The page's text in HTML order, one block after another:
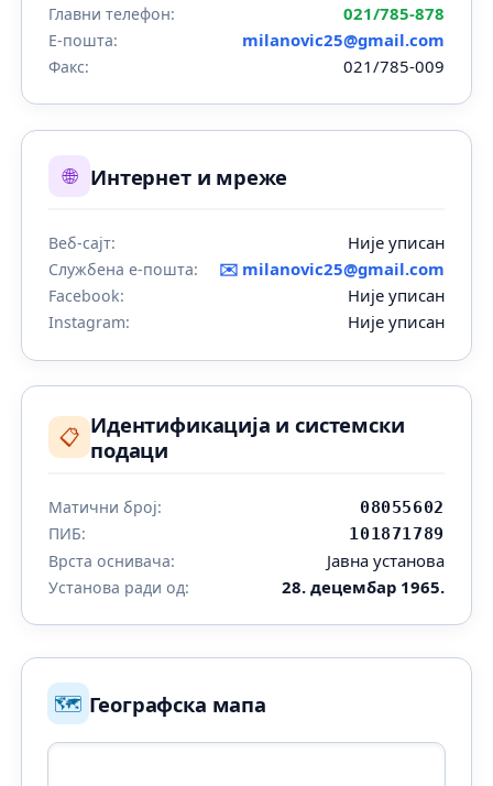
Главни телефон: 021/785-878
Е-пошта: milanovic25@gmail.com
Факс: 021/785-009
🌐 Интернет и мреже
Веб-сајт: Није уписан
Службена е-пошта: ✉️ milanovic25@gmail.com
Facebook: Није уписан
Instagram: Није уписан
📋 Идентификација и системски
подаци
Матични број: 08055602
ПИБ: 101871789
Врста оснивача: Јавна установа
Установа ради од: 28. децембар 1965.
🗺️ Географска мапа